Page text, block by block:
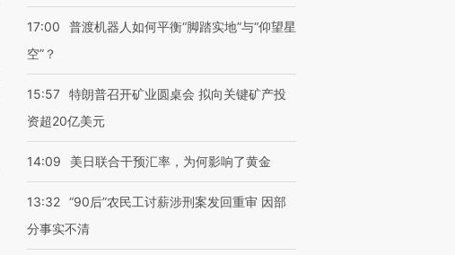
17:00
普渡机器人如何平衡“脚踏实地”与“仰望星
空”？
15:57 特朗普召开矿业圆桌会 拟向关键矿产投
资超20亿美元
14:09 美日联合干预汇率，为何影响了黄金
13:32 “90后”农民工讨薪涉刑案发回重审 因部
分事实不清